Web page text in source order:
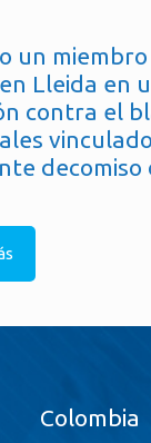
un
Lleida en
contra el
decomiso
Colombia